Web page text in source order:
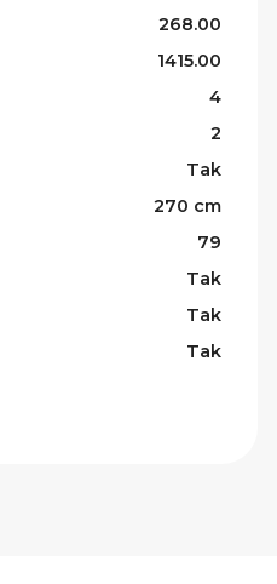
268.00
1415.00
4
2
Tak
270 cm
79
Tak
Tak
Tak